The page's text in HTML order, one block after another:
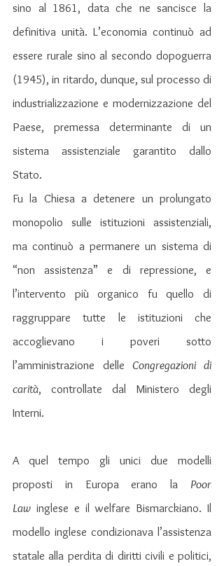
sino al 1861, data che ne sancisce la
definitiva unità. L’economia continuò ad
essere rurale sino al secondo dopoguerra
(1945), in ritardo, dunque, sul processo di
industrializzazione e modernizzazione del
Paese, premessa determinante di un
sistema assistenziale garantito dallo
Stato.
Fu la Chiesa a detenere un prolungato
monopolio sulle istituzioni assistenziali,
ma continuò a permanere un sistema di
“non assistenza” e di repressione, e
l’intervento più organico fu quello di
raggruppare tutte le istituzioni che
accoglievano i poveri sotto
l’amministrazione delle Congregazioni di
carità, controllate dal Ministero degli
Interni.
A quel tempo gli unici due modelli
proposti in Europa erano la Poor
Law inglese e il welfare Bismarckiano. Il
modello inglese condizionava l’assistenza
statale alla perdita di diritti civili e politici,